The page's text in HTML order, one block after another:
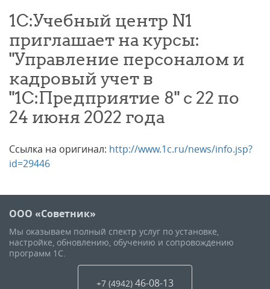
1С:Учебный центр N1
приглашает на курсы:
"Управление персоналом и
кадровый учет в
"1С:Предприятие 8" с 22 по
24 июня 2022 года
Ссылка на оригинал: http://www.1c.ru/news/info.jsp?
id=29446
ООО «Советник»
Мы оказываем полный спектр услуг по установке,
настройке, обновлению, обучению и сопровождению
программ 1С.
+7 (4942) 46-08-13